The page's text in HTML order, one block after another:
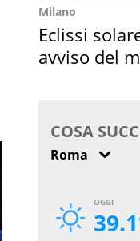
Milano
Eclissi
avviso del